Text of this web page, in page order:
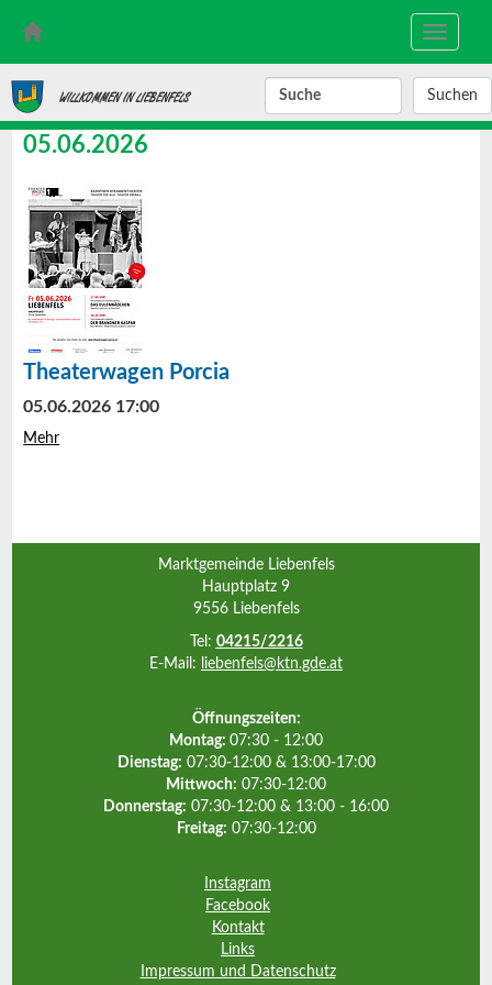
WILLKOMMEN IN LIEBENFELS SUCHBEGRIFF
Toggle
05.06.2026
Theaterwagen Porcia
05.06.2026 17:00
Mehr
Marktgemeinde Liebenfels
Hauptplatz 9
9556 Liebenfels
Tel: 04215/2216
E-Mail:
liebenfels@ktn.gde.at
Öffnungszeiten:
Montag: 07:30 - 12:00
Dienstag: 07:30-12:00 & 13:00-17:00
Mittwoch: 07:30-12:00
Donnerstag: 07:30-12:00 & 13:00 - 16:00
Freitag: 07:30-12:00
Instagram
Facebook
Kontakt
Links
Impressum und Datenschutz